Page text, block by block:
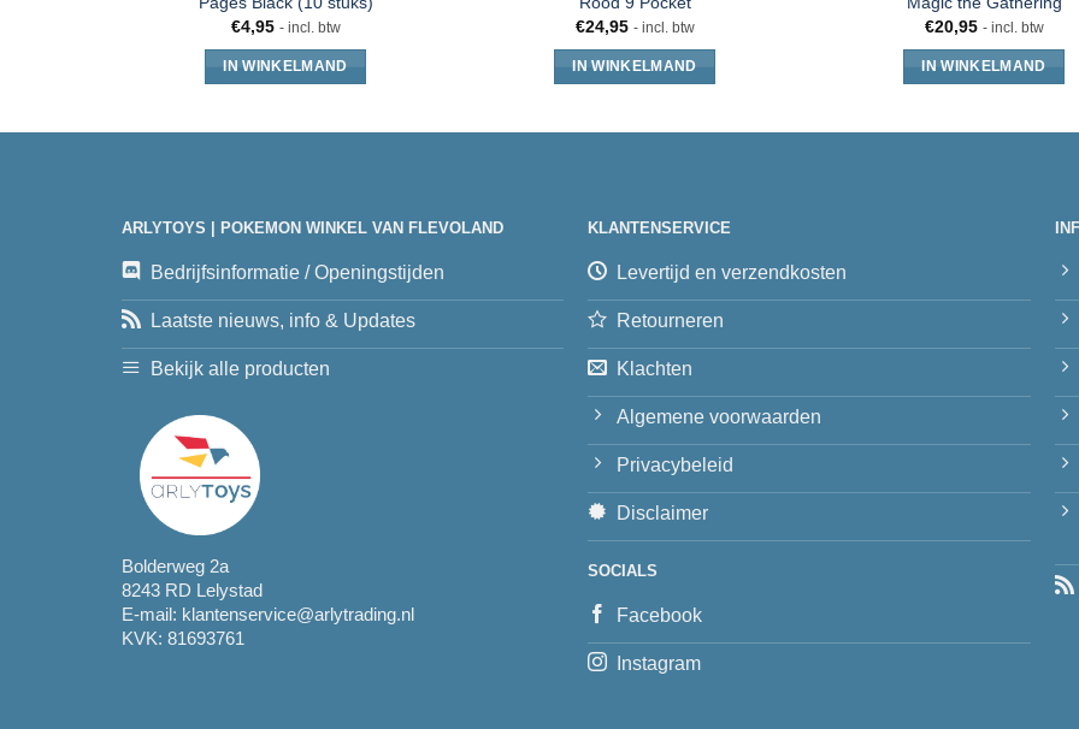
€4,95 - incl. btw
IN WINKELMAND
€24,95 - incl. btw
IN WINKELMAND
€20,95 - incl. btw
IN WINKELMAND
ARLYTOYS | POKEMON WINKEL VAN FLEVOLAND
Bedrijfsinformatie / Openingstijden
Laatste nieuws, info & Updates
Bekijk alle producten
Bolderweg 2a
8243 RD Lelystad
E-mail: klantenservice@arlytrading.nl
KVK: 81693761
KLANTENSERVICE
Levertijd en verzendkosten
Retourneren
Klachten
Algemene voorwaarden
Privacybeleid
Disclaimer
SOCIALS
Facebook
Instagram